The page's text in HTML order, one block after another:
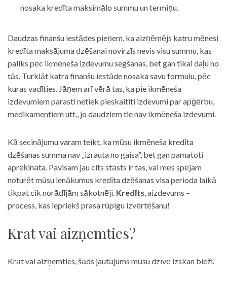
nosaka kredīta maksimālo summu un termiņu.
Daudzas finanšu iestādes pieņem, ka aizņēmējs katru mēnesi
kredīta maksājuma dzēšanai novirzīs nevis visu summu, kas
paliks pēc ikmēneša izdevumu segšanas, bet gan tikai daļu no
tās. Turklāt katra finanšu iestāde nosaka savu formulu, pēc
kuras vadīties. Jāņem arī vērā tas, ka pie ikmēneša
izdevumiem parasti netiek pieskaitīti izdevumi par apģērbu,
medikamentiem utt., jo daudziem tie nav ikmēneša izdevumi.
Kā secinājumu varam teikt, ka mūsu ikmēneša kredīta
dzēšanas summa nav „izrauta no gaisa”, bet gan pamatoti
aprēķināta. Pavisam jau cits stāsts ir tas, vai mēs spējam
noturēt mūsu ienākumus kredīta dzēšanas visa perioda laikā
tikpat cik norādījām sākotnēji. Kredīts, aizdevums –
process, kas iepriekš prasa rūpīgu izvērtēšanu!
Krāt vai aizņemties?
Krāt vai aizņemties, šāds jautājums mūsu dzīvē izskan bieži.